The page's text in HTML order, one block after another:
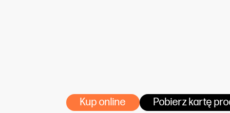
Kup online Pobierz kartę